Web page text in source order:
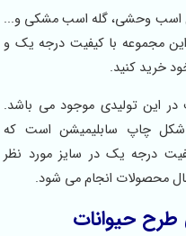
اسب وحشی، گله اسب مشکی و...
مجموعه با کیفیت درجه یک و
خرید کنید.
این تولیدی موجود می باشد.
شکل چاپ سابلیمیشن است که
درجه یک در سایز مورد نظر
محصولات انجام می شود.
حیوانات